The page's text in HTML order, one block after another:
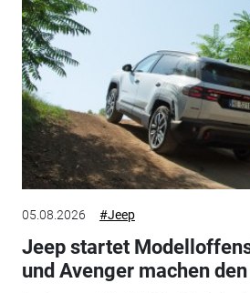
05.08.2026 #Jeep
Jeep startet
und Avenger machen